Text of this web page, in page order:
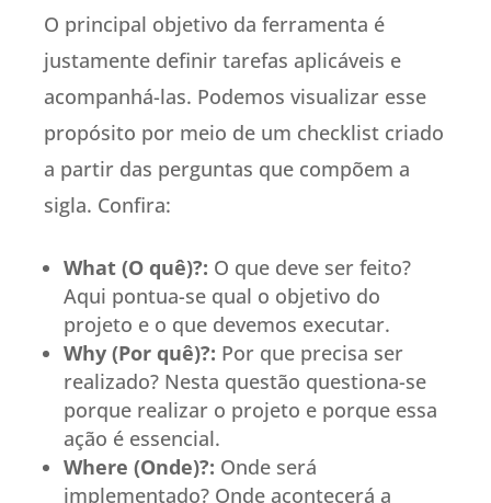
O principal objetivo da ferramenta é
justamente definir tarefas aplicáveis e
acompanhá-las. Podemos visualizar esse
propósito por meio de um checklist criado
a partir das perguntas que compõem a
sigla. Confira:
What (O quê)?: O que deve ser feito?
Aqui pontua-se qual o objetivo do
projeto e o que devemos executar.
Why (Por quê)?: Por que precisa ser
realizado? Nesta questão questiona-se
porque realizar o projeto e porque essa
ação é essencial.
Where (Onde)?: Onde será
implementado? Onde acontecerá a